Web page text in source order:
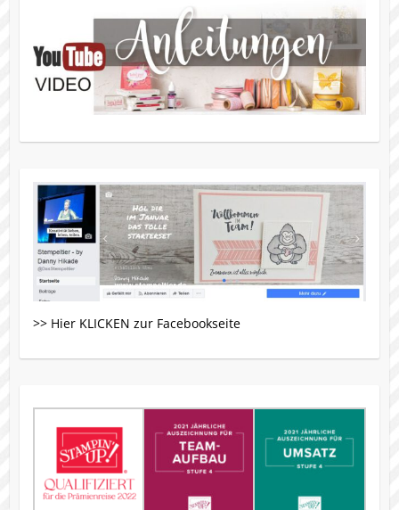
>> Hier KLICKEN zur Facebookseite